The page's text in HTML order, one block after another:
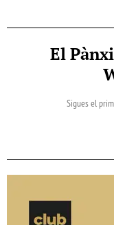
El
Sigues el